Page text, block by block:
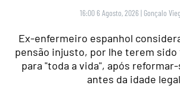
16:00 6 Agosto, 2026 | Gonçalo
Ex-enfermeiro espanhol
pensão injusto, por lhe terem sido
para "toda a vida", após
antes da idade legal